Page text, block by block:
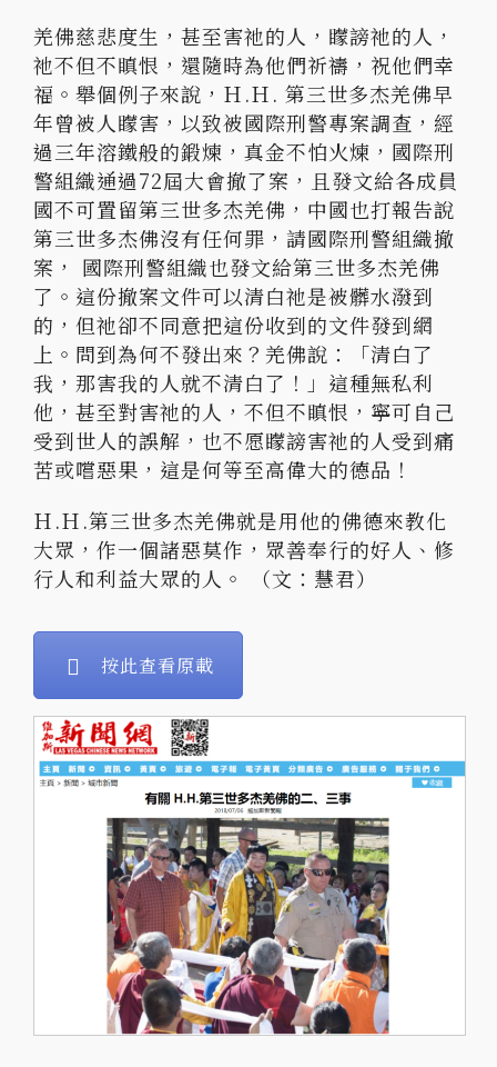
羌佛慈悲度生，甚至害祂的人，矇謗祂的人，
祂不但不瞋恨，還隨時為他們祈禱，祝他們幸
福。舉個例子來說，Ｈ.Ｈ. 第三世多杰羌佛早
年曾被人矇害，以致被國際刑警專案調查，經
過三年溶鐵般的鍛煉，真金不怕火煉，國際刑
警組織通過72屆大會撤了案，且發文給各成員
國不可置留第三世多杰羌佛，中國也打報告說
第三世多杰佛沒有任何罪，請國際刑警組織撤
案， 國際刑警組織也發文給第三世多杰羌佛
了。這份撤案文件可以清白祂是被髒水潑到
的，但祂卻不同意把這份收到的文件發到網
上。問到為何不發出來？羌佛說：「清白了
我，那害我的人就不清白了！」這種無私利
他，甚至對害祂的人，不但不瞋恨，寧可自己
受到世人的誤解，也不愿矇謗害祂的人受到痛
苦或嚐惡果，這是何等至高偉大的德品！
Ｈ.Ｈ.第三世多杰羌佛就是用他的佛德來教化
大眾，作一個諸惡莫作，眾善奉行的好人、修
行人和利益大眾的人。 （文：慧君）
按此查看原載